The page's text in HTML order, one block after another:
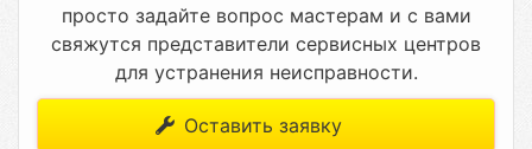
просто задайте вопрос мастерам и с вами
свяжутся представители сервисных центров
для устранения неисправности.
Оставить заявку